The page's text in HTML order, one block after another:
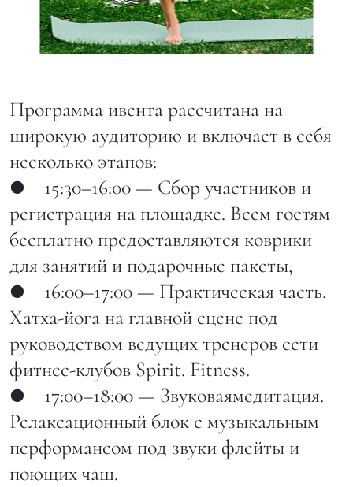
Программа ивента рассчитана на
широкую аудиторию и включает в себя
несколько этапов:
● 15:30–16:00 — Сбор участников и
регистрация на площадке. Всем гостям
бесплатно предоставляются коврики
для занятий и подарочные пакеты,
● 16:00–17:00 — Практическая часть.
Хатха-йога на главной сцене под
руководством ведущих тренеров сети
фитнес-клубов Spirit. Fitness.
● 17:00–18:00 — Звуковаямедитация.
Релаксационный блок с музыкальным
перформансом под звуки флейты и
поющих чаш.